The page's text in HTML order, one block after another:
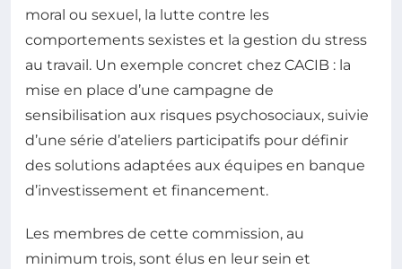
moral ou sexuel, la lutte contre les
comportements sexistes et la gestion du stress
au travail. Un exemple concret chez CACIB : la
mise en place d’une campagne de
sensibilisation aux risques psychosociaux, suivie
d’une série d’ateliers participatifs pour définir
des solutions adaptées aux équipes en banque
d’investissement et financement.
Les membres de cette commission, au
minimum trois, sont élus en leur sein et